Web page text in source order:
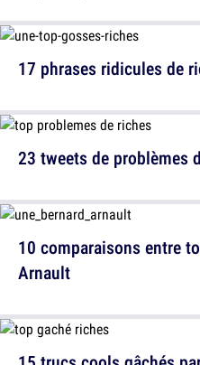
17 phrases ridicules de
10 comparaisons entre
Arnault
23 tweets de problèmes